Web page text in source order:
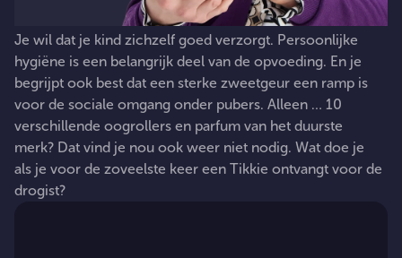
Je wil dat je kind zichzelf goed verzorgt. Persoonlijke
hygiëne is een belangrijk deel van de opvoeding. En je
begrijpt ook best dat een sterke zweetgeur een ramp is
voor de sociale omgang onder pubers. Alleen … 10
verschillende oogrollers en parfum van het duurste
merk? Dat vind je nou ook weer niet nodig. Wat doe je
als je voor de zoveelste keer een Tikkie ontvangt voor de
drogist?